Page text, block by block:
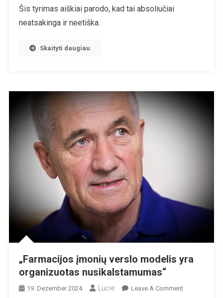
Šis tyrimas aiškiai parodo, kad tai absoliučiai
neatsakinga ir neetiška.
Skaityti daugiau
„Farmacijos įmonių verslo modelis yra
organizuotas nusikalstamumas“
19. Dezember 2024 Lucie Leave A CommentOn